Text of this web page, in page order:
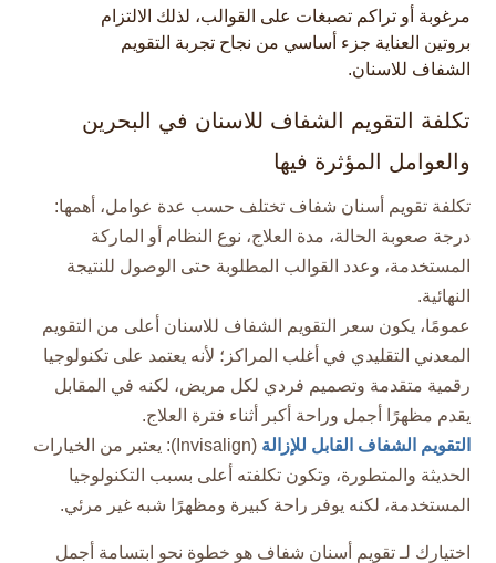
مرغوبة أو تراكم تصبغات على القوالب، لذلك الالتزام
بروتين العناية جزء أساسي من نجاح تجربة التقويم
الشفاف للاسنان.​
تكلفة التقويم الشفاف للاسنان في البحرين
والعوامل المؤثرة فيها
تكلفة تقويم أسنان شفاف تختلف حسب عدة عوامل، أهمها:
درجة صعوبة الحالة، مدة العلاج، نوع النظام أو الماركة
المستخدمة، وعدد القوالب المطلوبة حتى الوصول للنتيجة
النهائية.​
عمومًا، يكون سعر التقويم الشفاف للاسنان أعلى من التقويم
المعدني التقليدي في أغلب المراكز؛ لأنه يعتمد على تكنولوجيا
رقمية متقدمة وتصميم فردي لكل مريض، لكنه في المقابل
يقدم مظهرًا أجمل وراحة أكبر أثناء فترة العلاج.​
التقويم الشفاف القابل للإزالة
(Invisalign): يعتبر من الخيارات
الحديثة والمتطورة، وتكون تكلفته أعلى بسبب التكنولوجيا
المستخدمة، لكنه يوفر راحة كبيرة ومظهرًا شبه غير مرئي.
اختيارك لـ تقويم أسنان شفاف هو خطوة نحو ابتسامة أجمل